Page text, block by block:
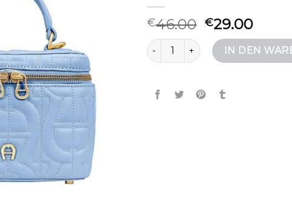
€46.00 €29.00
aigner handtasche Menge
IN DEN